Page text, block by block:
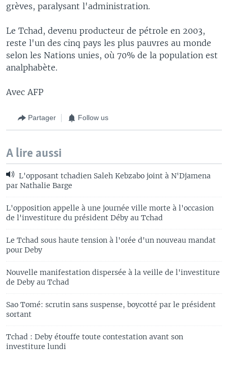
grèves, paralysant l'administration.
Le Tchad, devenu producteur de pétrole en 2003,
reste l'un des cinq pays les plus pauvres au monde
selon les Nations unies, où 70% de la population est
analphabète.
Avec AFP
Partager Follow us
A lire aussi
L'opposant tchadien Saleh Kebzabo joint à N'Djamena
par Nathalie Barge
L'opposition appelle à une journée ville morte à l'occasion
de l'investiture du président Déby au Tchad
Le Tchad sous haute tension à l'orée d'un nouveau mandat
pour Deby
Nouvelle manifestation dispersée à la veille de l'investiture
de Deby au Tchad
Sao Tomé: scrutin sans suspense, boycotté par le président
sortant
Tchad : Deby étouffe toute contestation avant son
investiture lundi